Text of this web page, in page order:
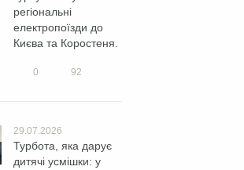
регіональні
електропоїзди до
Києва та Коростеня.
0 92
29.07.2026
Турбота, яка дарує
дитячі усмішки: у